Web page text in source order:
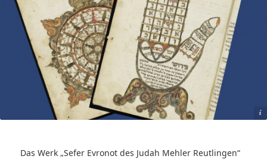
Das Werk „Sefer Evronot des Judah Mehler Reutlingen“